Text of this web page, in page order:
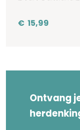
€ 15,99
Ontvang